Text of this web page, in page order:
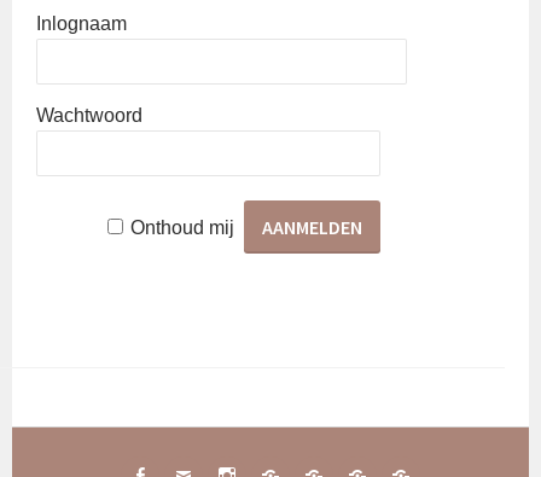
Inlognaam
Wachtwoord
Onthoud mij